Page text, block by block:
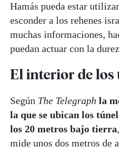
Hamás pueda estar
esconder a los rehenes
muchas informaciones,
puedan actuar con la
El interior de los
Según The Telegraph la
la que se ubican los
los 20 metros bajo tierra
mide unos dos metros de